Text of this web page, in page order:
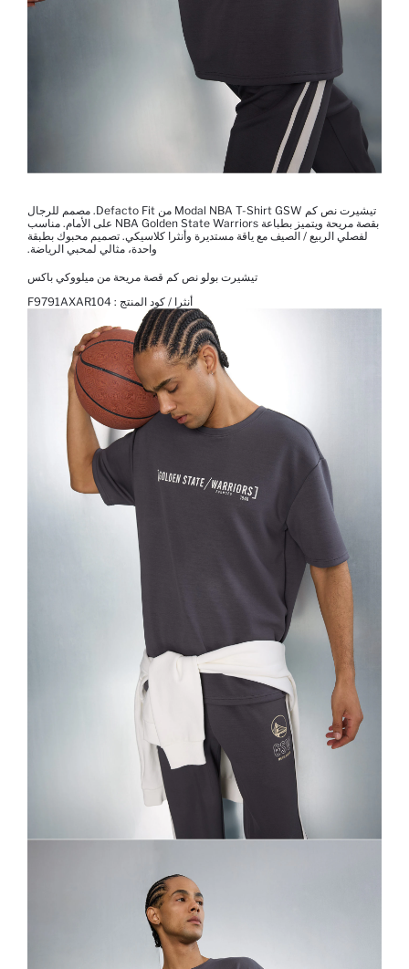
تيشيرت نص كم Modal NBA T-Shirt GSW من Defacto Fit. مصمم للرجال
بقصة مريحة ويتميز بطباعة NBA Golden State Warriors على الأمام. مناسب
لفصلي الربيع / الصيف مع ياقة مستديرة وأنثرا كلاسيكي. تصميم محبوك بطبقة
واحدة، مثالي لمحبي الرياضة.
تيشيرت بولو نص كم قصة مريحة من ميلووكي باكس
أنثرا / كود المنتج : F9791AXAR104